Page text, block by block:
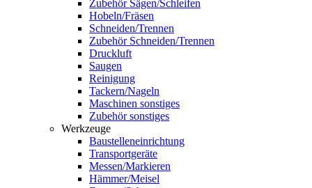
Zubehör Sägen/Schleifen
Hobeln/Fräsen
Schneiden/Trennen
Zubehör Schneiden/Trennen
Druckluft
Saugen
Reinigung
Tackern/Nageln
Maschinen sonstiges
Zubehör sonstiges
Werkzeuge
Baustelleneinrichtung
Transportgeräte
Messen/Markieren
Hämmer/Meisel